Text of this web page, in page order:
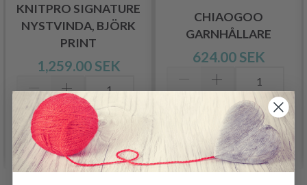
KNITPRO SIGNATURE
NYSTVINDA, BJÖRK
PRINT
1,259.00 SEK
Lägg till varukorgen
CHIAOGOO
GARNHÅLLARE
624.00 SEK
Lägg till varukorgen